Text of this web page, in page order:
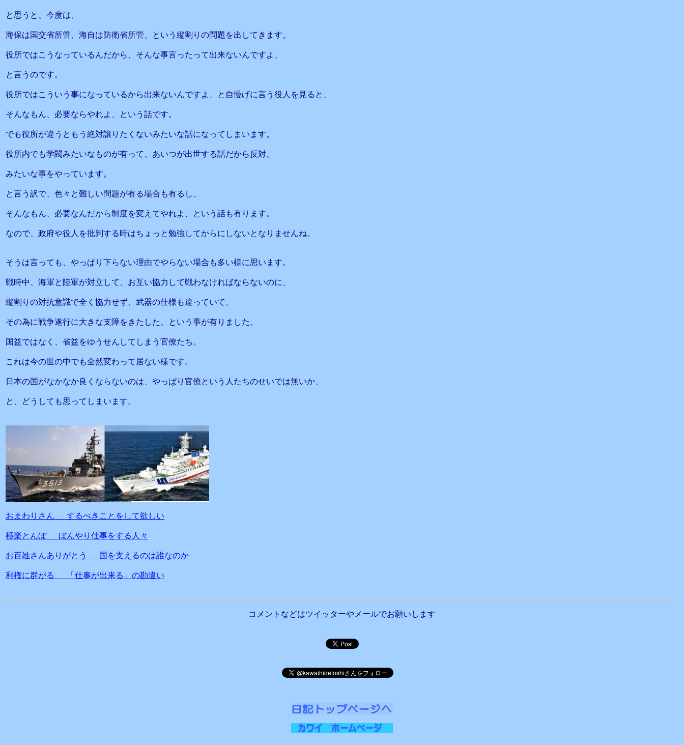
と思うと、今度は、
海保は国交省所管、海自は防衛省所管、という縦割りの問題を出してきます。
役所ではこうなっているんだから、そんな事言ったって出来ないんですよ、
と言うのです。
役所ではこういう事になっているから出来ないんですよ、と自慢げに言う役人を見ると、
そんなもん、必要ならやれよ、という話です。
でも役所が違うともう絶対譲りたくないみたいな話になってしまいます。
役所内でも学閥みたいなものが有って、あいつが出世する話だから反対、
みたいな事をやっています。
と言う訳で、色々と難しい問題が有る場合も有るし、
そんなもん、必要なんだから制度を変えてやれよ、という話も有ります。
なので、政府や役人を批判する時はちょっと勉強してからにしないとなりませんね。
そうは言っても、やっぱり下らない理由でやらない場合も多い様に思います。
戦時中、海軍と陸軍が対立して、お互い協力して戦わなければならないのに、
縦割りの対抗意識で全く協力せず、武器の仕様も違っていて、
その為に戦争遂行に大きな支障をきたした、という事が有りました。
国益ではなく、省益をゆうせんしてしまう官僚たち。
これは今の世の中でも全然変わって居ない様です。
日本の国がなかなか良くならないのは、やっぱり官僚という人たちのせいでは無いか、
と、どうしても思ってしまいます。
おまわりさん するべきことをして欲しい
極楽とんぼ ぼんやり仕事をする人々
お百姓さんありがとう 国を支えるのは誰なのか
利権に群がる 「仕事が出来る」の勘違い
コメントなどはツイッターやメールでお願いします